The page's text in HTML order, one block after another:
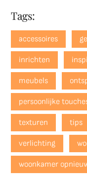
Tags:
accessoires
inrichten
meubels
persoonlijke
texturen tips
verlichting
woonkamer